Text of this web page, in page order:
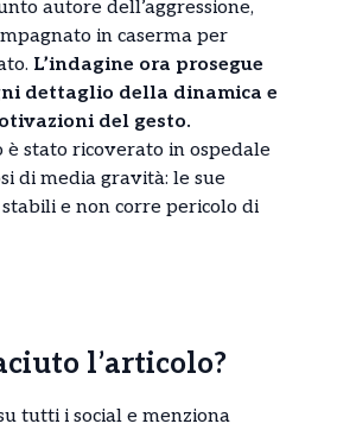
autore dell’aggressione,
in caserma per
L’indagine ora prosegue
dettaglio della dinamica e
del gesto.
stato ricoverato in ospedale
di media gravità: le sue
e non corre pericolo di
l’articolo?
tutti i social e menziona